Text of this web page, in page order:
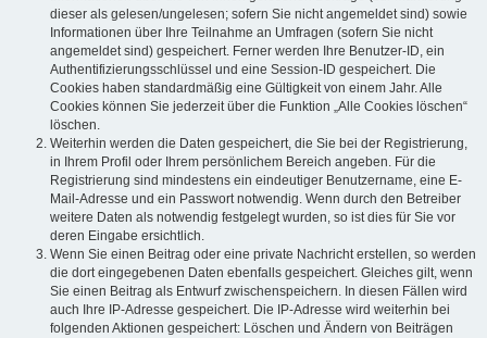
dieser als gelesen/ungelesen; sofern Sie nicht angemeldet sind) sowie
Informationen über Ihre Teilnahme an Umfragen (sofern Sie nicht
angemeldet sind) gespeichert. Ferner werden Ihre Benutzer-ID, ein
Authentifizierungsschlüssel und eine Session-ID gespeichert. Die
Cookies haben standardmäßig eine Gültigkeit von einem Jahr. Alle
Cookies können Sie jederzeit über die Funktion „Alle Cookies löschen“
löschen.
Weiterhin werden die Daten gespeichert, die Sie bei der Registrierung,
in Ihrem Profil oder Ihrem persönlichem Bereich angeben. Für die
Registrierung sind mindestens ein eindeutiger Benutzername, eine E-
Mail-Adresse und ein Passwort notwendig. Wenn durch den Betreiber
weitere Daten als notwendig festgelegt wurden, so ist dies für Sie vor
deren Eingabe ersichtlich.
Wenn Sie einen Beitrag oder eine private Nachricht erstellen, so werden
die dort eingegebenen Daten ebenfalls gespeichert. Gleiches gilt, wenn
Sie einen Beitrag als Entwurf zwischenspeichern. In diesen Fällen wird
auch Ihre IP-Adresse gespeichert. Die IP-Adresse wird weiterhin bei
folgenden Aktionen gespeichert: Löschen und Ändern von Beiträgen